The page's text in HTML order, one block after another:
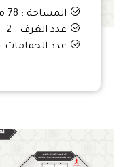
المساحة : 78 متر
عدد الغرف : 2
عدد الحمامات : 2